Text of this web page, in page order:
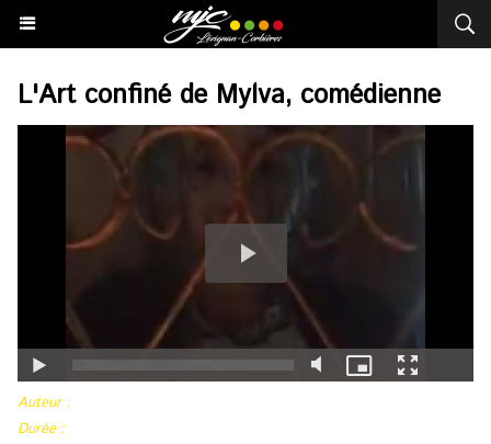
L'Art confiné de Mylva, comédienne
Auteur :
Durée :